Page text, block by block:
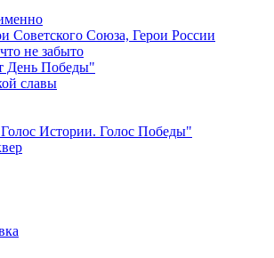
Советского Союза, Герои России
не забыто
День Победы"
славы
Истории. Голос Победы"